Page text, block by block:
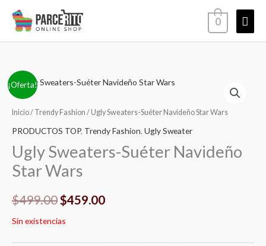
0
¡Oferta!
Inicio/ Trendy Fashion / Ugly Sweaters-Suéter Navideño Star Wars
PRODUCTOS TOP, Trendy Fashion, Ugly Sweater
Ugly Sweaters-Suéter Navideño
Star Wars
$499.00
El
precio
original
era:
$499.00.
$459.00
El
precio
actual
es:
Sin existencias